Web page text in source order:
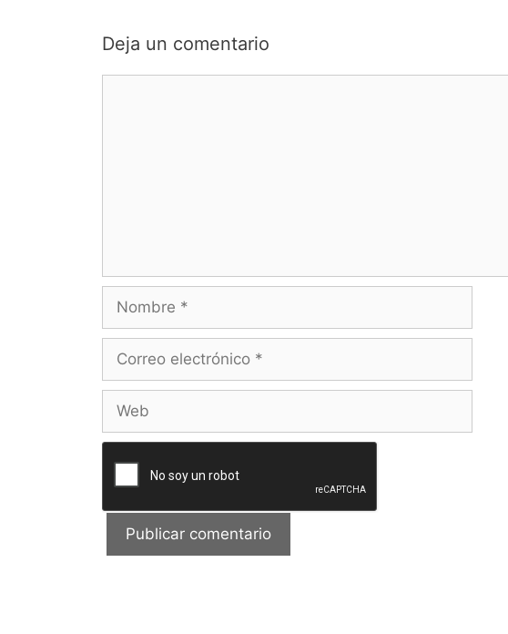
Deja un comentario
electrónico